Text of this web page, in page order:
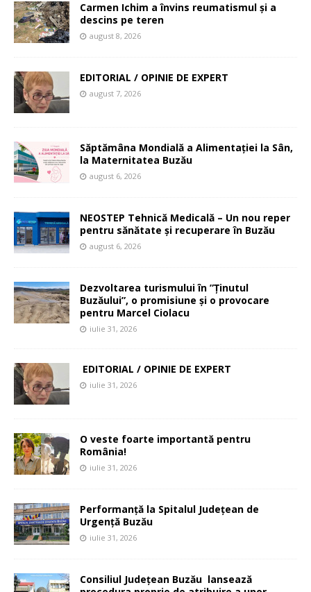
Carmen Ichim a învins reumatismul și a
descins pe teren
august 8, 2026
EDITORIAL / OPINIE DE EXPERT
august 7, 2026
Săptămâna Mondială a Alimentației la Sân,
la Maternitatea Buzău
august 6, 2026
NEOSTEP Tehnică Medicală – Un nou reper
pentru sănătate și recuperare în Buzău
august 6, 2026
Dezvoltarea turismului în ”Ținutul
Buzăului”, o promisiune și o provocare
pentru Marcel Ciolacu
iulie 31, 2026
EDITORIAL / OPINIE DE EXPERT
iulie 31, 2026
O veste foarte importantă pentru
România!
iulie 31, 2026
Performanță la Spitalul Județean de
Urgență Buzău
iulie 31, 2026
Consiliul Județean Buzău lansează